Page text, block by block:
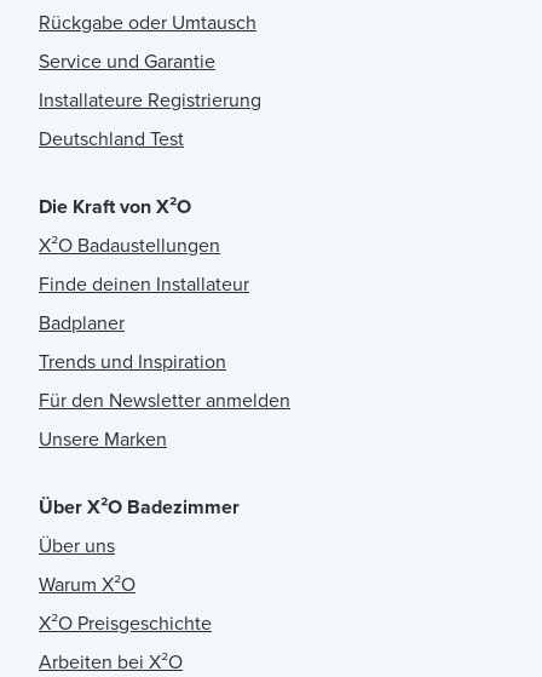
Rückgabe oder Umtausch
Service und Garantie
Installateure Registrierung
Deutschland Test
Die Kraft von X²O
X²O Badaustellungen
Finde deinen Installateur
Badplaner
Trends und Inspiration
Für den Newsletter anmelden
Unsere Marken
Über X²O Badezimmer
Über uns
Warum X²O
X²O Preisgeschichte
Arbeiten bei X²O